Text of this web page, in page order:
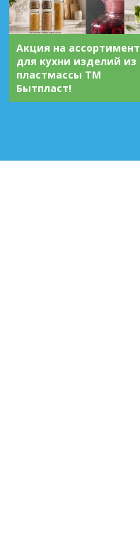
Акция на ассортимент
для кухни изделий из
пластмассы ТМ
Бытпласт!